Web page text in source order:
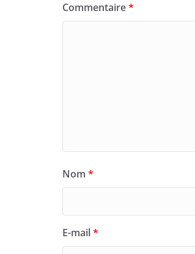
Commentaire*
Nom *
E-mail*